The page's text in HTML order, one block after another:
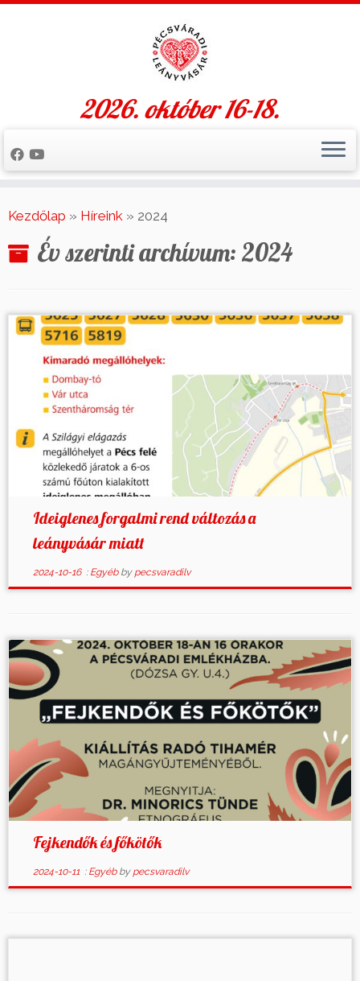
to
2026. október 16-18.
Kezdőlap » Híreink » 2024
Év szerinti archívum: 2024
Ideiglenes forgalmi rend változás a
leányvásár miatt
2024-10-16: Egyéb by pecsvaradilv
Fejkendők és főkötők
2024-10-11: Egyéb by pecsvaradilv